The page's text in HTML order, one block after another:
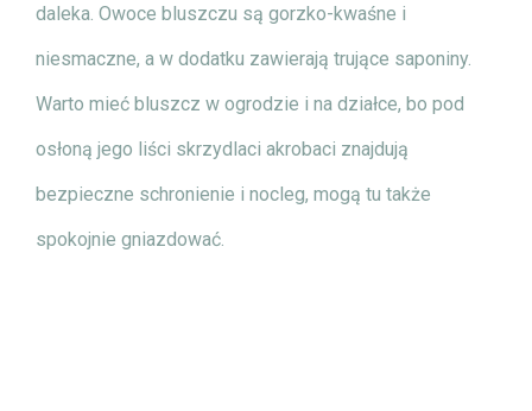
daleka. Owoce bluszczu są gorzko-kwaśne i
niesmaczne, a w dodatku zawierają trujące saponiny.
Warto mieć bluszcz w ogrodzie i na działce, bo pod
osłoną jego liści skrzydlaci akrobaci znajdują
bezpieczne schronienie i nocleg, mogą tu także
spokojnie gniazdować.